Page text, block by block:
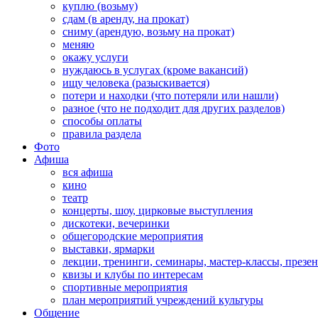
куплю (возьму)
сдам (в аренду, на прокат)
сниму (арендую, возьму на прокат)
меняю
окажу услуги
нуждаюсь в услугах (кроме вакансий)
ищу человека (разыскивается)
потери и находки (что потеряли или нашли)
разное (что не подходит для других разделов)
способы оплаты
правила раздела
Фото
Афиша
вся афиша
кино
театр
концерты, шоу, цирковые выступления
дискотеки, вечеринки
общегородские мероприятия
выставки, ярмарки
лекции, тренинги, семинары, мастер-классы,
квизы и клубы по интересам
спортивные мероприятия
план мероприятий учреждений культуры
Общение